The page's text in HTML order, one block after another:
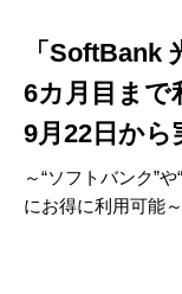
「SoftBank
6カ月目まで
9月22日から
～“ソフトバンク”
にお得に利用可能～